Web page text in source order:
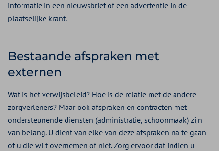
informatie in een nieuwsbrief of een advertentie in de
plaatselijke krant.
Bestaande afspraken met
externen
Wat is het verwijsbeleid? Hoe is de relatie met de andere
zorgverleners? Maar ook afspraken en contracten met
ondersteunende diensten (administratie, schoonmaak) zijn
van belang. U dient van elke van deze afspraken na te gaan
of u die wilt overnemen of niet. Zorg ervoor dat indien u